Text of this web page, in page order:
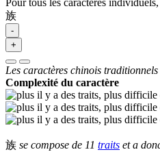
族
-
+
Les caractères chinois traditionnels
Complexité du caractère
族 se compose de 11 traits et a